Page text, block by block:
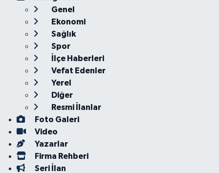
Genel
Ekonomi
Sağlık
Spor
İlçe Haberleri
Vefat Edenler
Yerel
Diğer
Resmi İlanlar
Foto Galeri
Video
Yazarlar
Firma Rehberi
Seri İlan